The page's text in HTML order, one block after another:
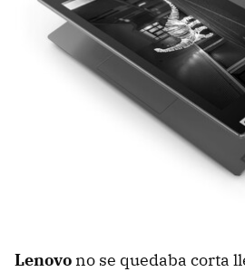
Lenovo no se quedaba corta